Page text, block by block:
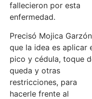
fallecieron por esta
enfermedad.
Precisó Mojica
que la idea es aplicar
pico y cédula, toque
queda y otras
restricciones, para
hacerle frente al